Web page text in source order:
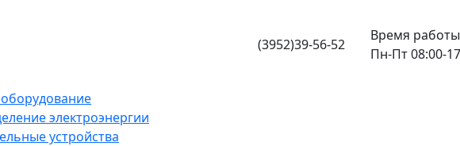
(3952)39-56-52
Время
Пн-Пт 08:00-
электроэнергии
устройства